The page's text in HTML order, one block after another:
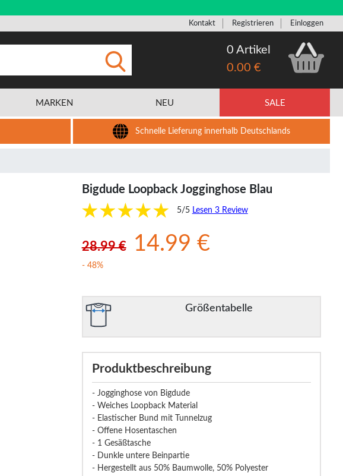
Kontakt Registrieren Einloggen
0 Artikel
0.00 €
MARKEN NEU SALE
Schnelle Lieferung innerhalb Deutschlands
Bigdude Loopback Jogginghose Blau
5/5 Lesen 3 Review
28.99 € 14.99 €
- 48%
Größentabelle
Produktbeschreibung
- Jogginghose von Bigdude
- Weiches Loopback Material
- Elastischer Bund mit Tunnelzug
- Offene Hosentaschen
- 1 Gesäßtasche
- Dunkle untere Beinpartie
- Hergestellt aus 50% Baumwolle, 50% Polyester